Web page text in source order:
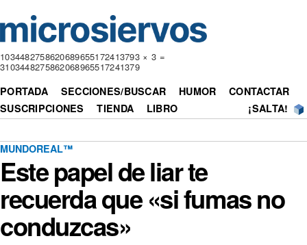
1034482758620689655172413793 × 3 =
3103448275862068965517241379
PORTADA SECCIONES/BUSCAR HUMOR
CONTACTAR
SUSCRIPCIONES
TIENDA LIBRO ¡SALTA!
MUNDOREAL™
Este papel de liar te
recuerda que «si fumas no
conduzcas»